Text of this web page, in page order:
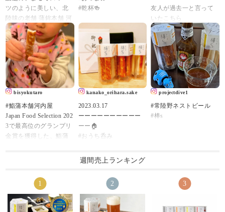
ツのように美しい、北
陸味の老舗 蒲鉾本舗 河
内屋さんの
秋季限定創作かまぼこ
詰め合わせ 【秋の実
り】
をいただきました😊
開けた瞬間、あまりの
ｰｰｰｯ♡っと叫んだくら
い😍
宝石箱みたい💎✦‧.｡.:
お味も勿論、これまで
いるのでお墨付きです(*
秋の実りと味覚を堪能
させていただきます〜
#乾杯🍻
こんばんは😃🌃
今夜は #スティックチ
ーズかまぼこ
#棒sボウズ 片手に乾
杯～🍺♪
軽 なおつまみ❣️
噛んだ時にチーズのと
ろっと感が
堪らなく美味しい😋
お酒も進みます🤭
#ビール進む #チーズ
がとろ
#北陸のお土産ロングセ
友人が過去一と言って
いたこちら
確かに最高に美味しか
った
#棒S
#元祖スティックチーズ
#富山
bisyokutaro
#鮨蒲本舗河内屋
Japan Food Selection 202
3で最高位のグランプリ
金賞を獲得した、鮨蒲
#元祖スティックチーズ
#富山湾しろえび
#粗びき黒こしょう
#ぴりり唐辛子 各810
kanako_orihara.sake
2023.03.17
ーーーーーーーーーー
ーー🏠
#おうち呑み
ーー
私事ですが本日#mybirth
day です。
（↑昔こんな名前の雑誌
あったな‼︎）
projectdive1
#常陸野ネストビール
#棒s
週間売上ランキング